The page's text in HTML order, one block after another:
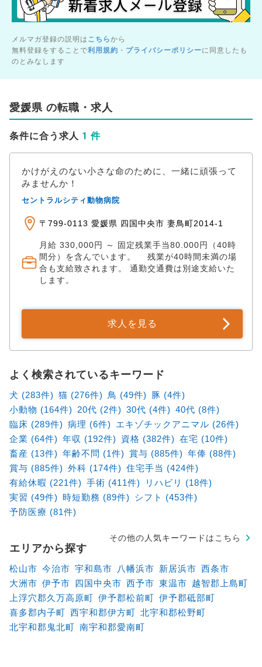
メルマガ登録の説明は こちらから
無料登録をすることで利用規約 ・ プライバシーポリシーに同意したも
のとみなします
愛媛県 の転職・求人
条件に合う求人 1 件
かけがえのない小さな命のために、一緒に頑張って
みませんか！
セントラルシティ動物病院
〒799-0113 愛媛県 四国中央市 妻鳥町2014-1
月給 330,000円 ～ 固定残業手当80.000円（40時
間分）を含んでいます。 残業が40時間未満の場
合も支給致されます。 通勤交通費は別途支給いた
します。
求人を見る
よく検索されているキーワード
犬 (283件) 猫 (276件) 鳥 (49件)
豚 (4件)
小動物 (164件)
20代 (2件) 30代 (4件) 40代 (8件)
臨床 (289件) 病理 (6件)
エキゾチックアニマル (26件)
企業 (64件) 年収 (192件) 資格 (382件) 在宅 (10件)
畜産 (13件) 年齢不問 (1件) 賞与 (885件) 年俸 (88件)
賞与 (885件) 外科 (174件) 住宅手当 (424件)
有給休暇 (221件) 手術 (411件)
リハビリ (18件)
実習 (49件) 時短勤務 (89件)
シフト (453件)
予防医療 (81件)
その他の人気キーワードはこちら
エリアから探す
松山市 今治市 宇和島市 八幡浜市 新居浜市 西条市
大洲市 伊予市 四国中央市 西予市 東温市 越智郡上島町
上浮穴郡久万高原町 伊予郡松前町 伊予郡砥部町
喜多郡内子町 西宇和郡伊方町 北宇和郡松野町
北宇和郡鬼北町 南宇和郡愛南町